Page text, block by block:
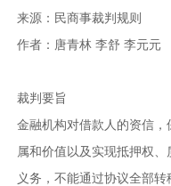
来源：民商事裁判规则
作者：唐青林 李舒 李元元
裁判要旨
金融机构对借款人的资信
属和价值以及实现抵押权
义务，不能通过协议全部